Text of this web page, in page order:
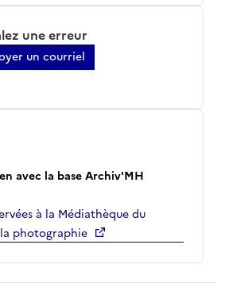
une erreur
un courriel
avec la base Archiv'MH
à la Médiathèque du
photographie